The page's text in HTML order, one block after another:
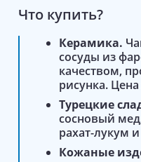
Что купить?
Керамика.
сосуды из
качеством,
рисунка.
Турецкие
сосновый
рахат-лукум
Кожаные